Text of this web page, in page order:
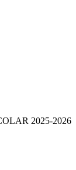
2025-2026